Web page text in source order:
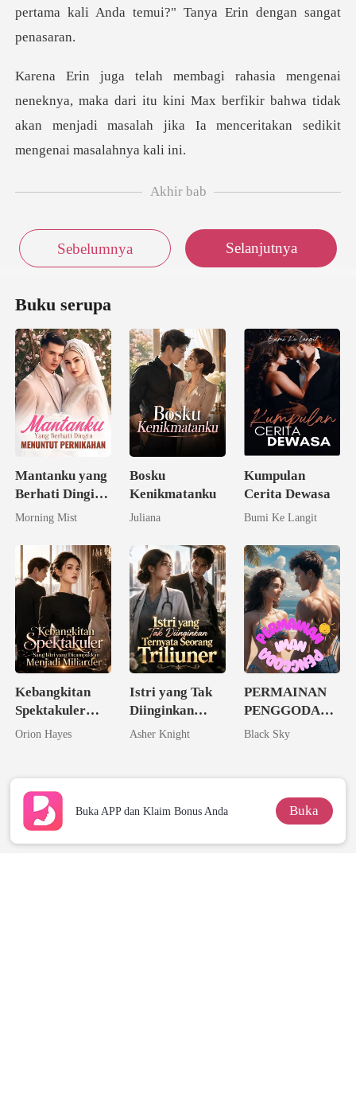
ka dari itu kini Max berfikir bahwa tidak
akan menjadi masal
Akhir bab
Sebelumnya Selanjutnya
Buku serupa
Mantanku yang
Berhati Dingin
Menuntut
Morning Mist
Bosku
Kenikmatanku
Juliana
Kumpulan
Cerita Dewasa
Bumi Ke Langit
Kebangkitan
Spektakuler
Sang Istri yang
Miliarder
Orion Hayes
Istri yang Tak
Diinginkan
Ternyata
Asher Knight
PERMAINAN
PENGGODA
IMAN
Black Sky
Buka APP dan Klaim Bonus Anda Buka